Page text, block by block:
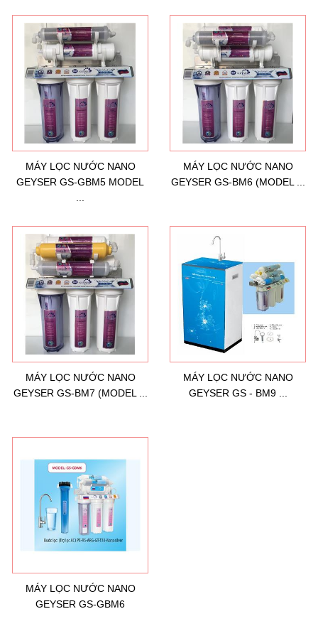
MÁY LỌC NƯỚC NANO
GEYSER GS-GBM5 MODEL
MÁY LỌC NƯỚC NANO
GEYSER GS-BM6 (MODEL ...
MÁY LỌC NƯỚC NANO
GEYSER GS-BM7 (MODEL ...
MÁY LỌC NƯỚC NANO
GEYSER GS - BM9 ...
MÁY LỌC NƯỚC NANO
GEYSER GS-GBM6
Hướng dẫn lựa chọn máy lọc nước Gia ...
21/10/2021
Hướng dẫn lựa chọn máy lọc nước Gia ...
16/10/2021
Ô nhiễm nguồn nước và vấn đề sức khỏe